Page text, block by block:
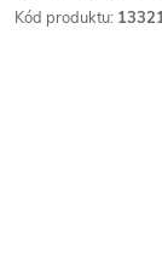
Kód produktu: